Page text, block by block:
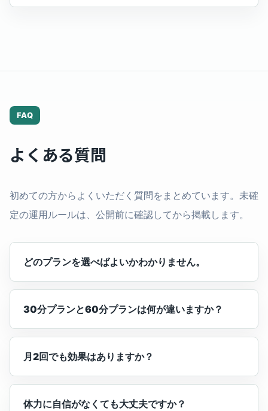
FAQ
よくある質問
初めての方からよくいただく質問をまとめています。未確
定の運用ルールは、公開前に確認してから掲載します。
どのプランを選べばよいかわかりません。
30分プランと60分プランは何が違いますか？
月2回でも効果はありますか？
体力に自信がなくても大丈夫ですか？